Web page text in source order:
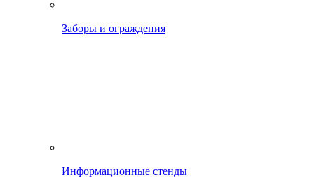
Заборы и ограждения
Информационные стенды